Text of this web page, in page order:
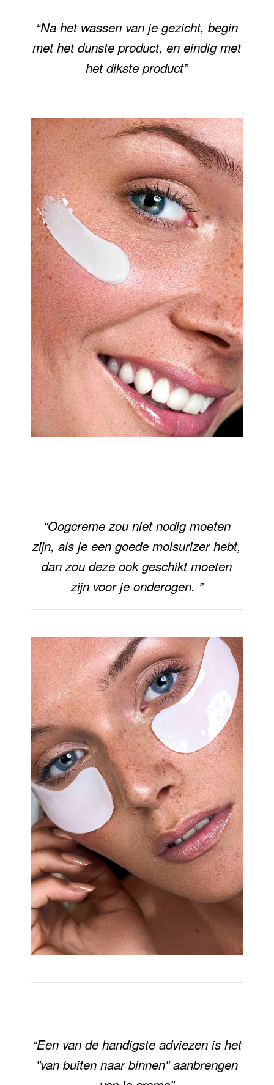
“Na het wassen van je gezicht, begin
met het dunste product, en eindig met
het dikste product”
“Oogcreme zou niet nodig moeten
zijn, als je een goede moisurizer hebt,
dan zou deze ook geschikt moeten
zijn voor je onderogen. ”
“Een van de handigste adviezen is het
"van buiten naar binnen" aanbrengen